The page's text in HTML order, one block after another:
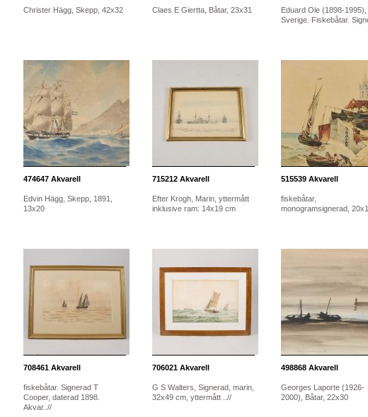
Christer Hägg, Skepp, 42x32 Claes E Giertta, Båtar, 23x31
Eduard Ole (1898-1995),
Sverige. Fiskebåtar.
474647Akvarell
Edvin Hägg, Skepp, 1891,
13x20
715212Akvarell
Efter Krogh, Marin, yttermått
inklusive ram: 14x19 cm
515539Akvarell
fiskebåtar,
monogramsignerad,
708461Akvarell
fiskebåtar. Signerad T
Cooper, daterad 1898.
Akvar..//
706021Akvarell
G S Walters, Signerad, marin,
32x49 cm, yttermått ..//
498868Akvarell
Georges Laporte (1926-
2000), Båtar, 22x30